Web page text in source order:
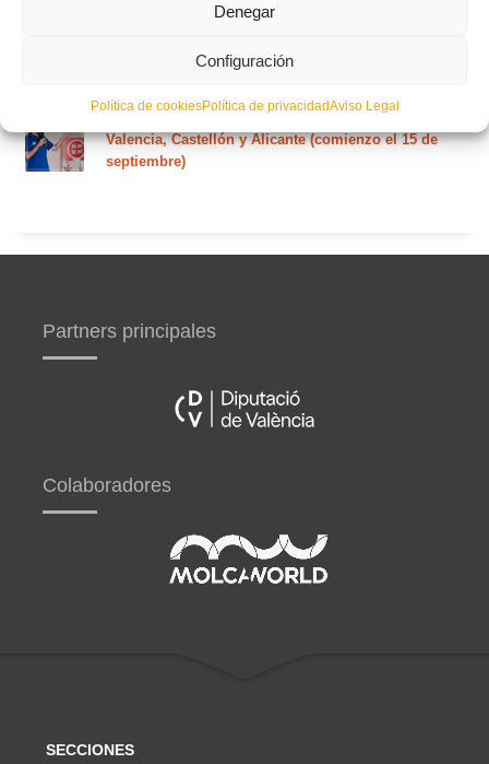
Denegar
Configuración
Política de cookiesPolítica de privacidadAviso Legal
Curso de entrenador de fútbol UEFA A en Valencia,
Curso de entrenador de fútbol Nacional Experto en
Valencia, Castellón y Alicante (comienzo el 15 de
septiembre)
Partners principales
Colaboradores
SECCIONES